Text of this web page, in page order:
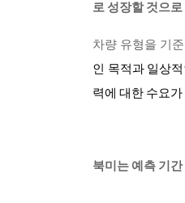
로 성장할 것으
차량 유형을 기
인 목적과 일상
력에 대한 수요
북미는 예측 기